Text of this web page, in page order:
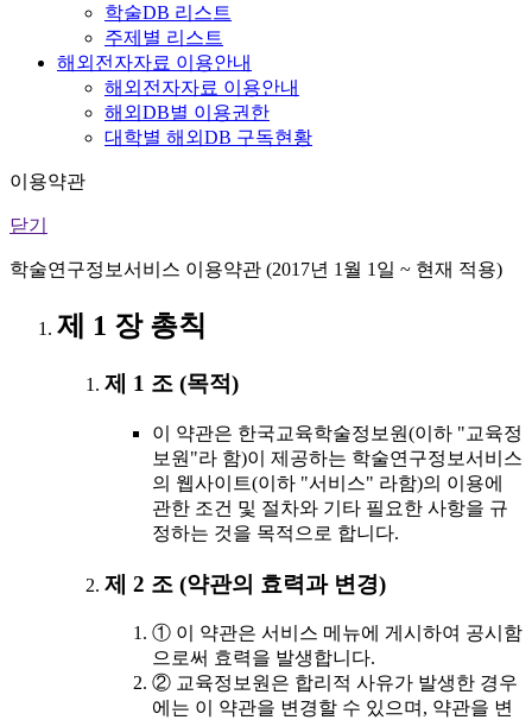
학술DB 리스트
주제별 리스트
해외전자자료 이용안내
해외전자자료 이용안내
해외DB별 이용권한
대학별 해외DB 구독현황
이용약관
닫기
학술연구정보서비스 이용약관 (2017년 1월 1일 ~ 현재 적용)
제 1 장 총칙
제 1 조 (목적)
이 약관은 한국교육학술정보원(이하 "교육정
보원"라 함)이 제공하는 학술연구정보서비스
의 웹사이트(이하 "서비스" 라함)의 이용에
관한 조건 및 절차와 기타 필요한 사항을 규
정하는 것을 목적으로 합니다.
제 2 조 (약관의 효력과 변경)
① 이 약관은 서비스 메뉴에 게시하여 공시함
으로써 효력을 발생합니다.
② 교육정보원은 합리적 사유가 발생한 경우
에는 이 약관을 변경할 수 있으며, 약관을 변